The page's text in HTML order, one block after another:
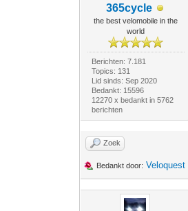
365cycle
the best velomobile in the
world
Berichten: 7.181
Topics: 131
Lid sinds: Sep 2020
Bedankt: 15596
12270 x bedankt in 5762
berichten
Zoek
Bedankt door: Veloquest